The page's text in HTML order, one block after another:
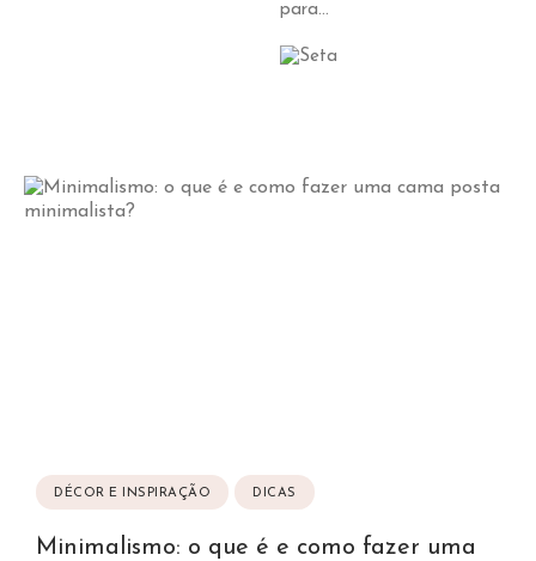
para...
DÉCOR E INSPIRAÇÃO DICAS
Minimalismo: o que é e como fazer uma